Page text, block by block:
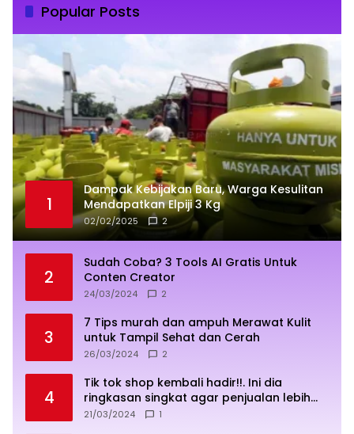
Popular Posts
1
Dampak Kebijakan Baru, Warga Kesulitan
Mendapatkan Elpiji 3 Kg
02/02/2025 2
2
Sudah Coba? 3 Tools AI Gratis Untuk
Conten Creator
24/03/2024 2
3
7 Tips murah dan ampuh Merawat Kulit
untuk Tampil Sehat dan Cerah
26/03/2024 2
4
Tik tok shop kembali hadir!!. Ini dia
ringkasan singkat agar penjualan lebih
sukses
21/03/2024 1